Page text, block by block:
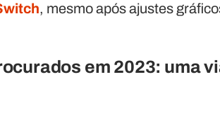
, mesmo após ajustes
em 2023: uma